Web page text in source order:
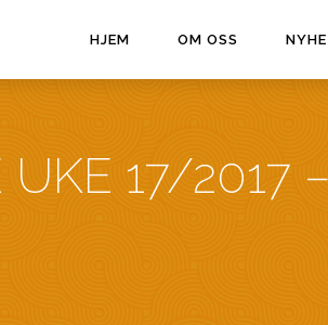
HJEM OM OSS
17/2017